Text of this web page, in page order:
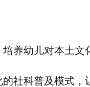
养幼儿对本土文
社科普及模式，